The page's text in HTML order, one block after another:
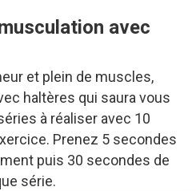
avec
et plein de muscles,
haltères qui saura vous
à réaliser avec 10
Prenez 5 secondes
puis 30 secondes de
série.